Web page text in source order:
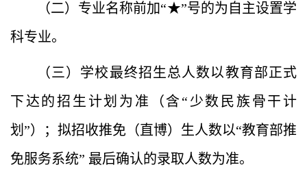
（二）专业名称前加“★”号的为自主设置学
科专业。
（三）学校最终招生总人数以教育部正式
下达的招生计划为准（含“少数民族骨干计
划”）；拟招收推免（直博）生人数以“教育部推
免服务系统” 最后确认的录取人数为准。